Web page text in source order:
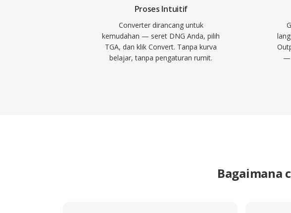
Proses Intuitif
Converter dirancang untuk
kemudahan — seret DNG Anda, pilih
TGA, dan klik Convert. Tanpa kurva
belajar, tanpa pengaturan rumit.
—
Bagaimana